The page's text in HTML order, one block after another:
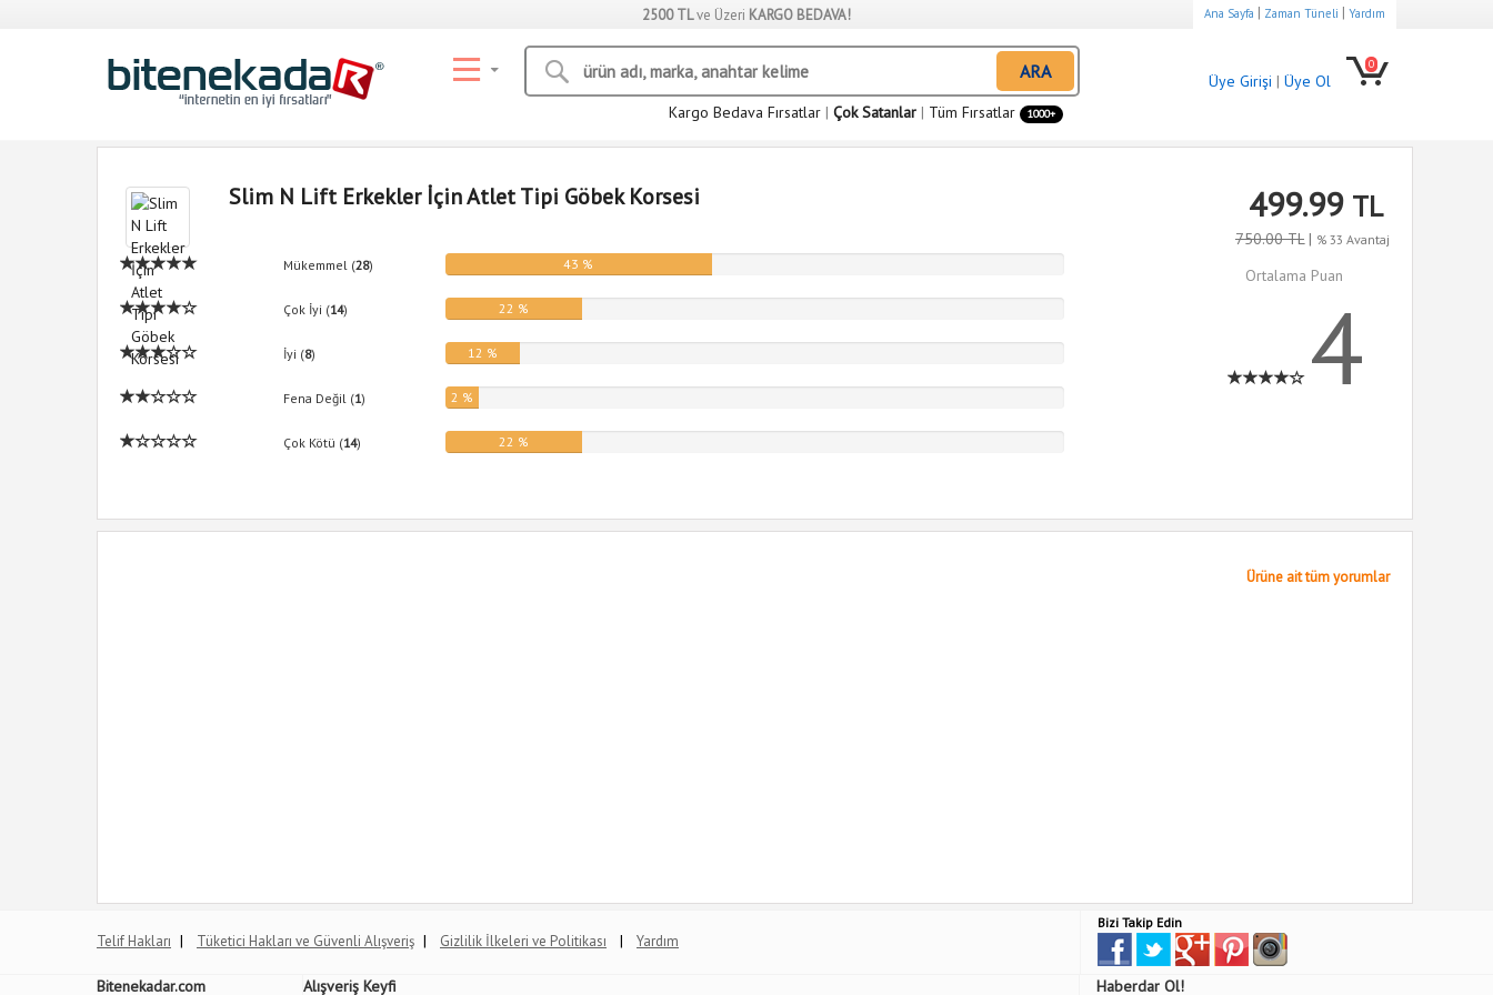
2500 TLve Üzeri KARGO BEDAVA! Ana Sayfa | Zaman Tüneli | Yardım
ARA
Kargo Bedava Fırsatlar | Çok Satanlar | Tüm Fırsatlar 1000+
Üye Girişi | Üye Ol
0
Slim N Lift Erkekler İçin Atlet Tipi Göbek Korsesi 499.99 TL
750.00 TL| % 33 Avantaj
Mükemmel (28) 43 %
Çok İyi (14) 22 %
İyi (8) 12 %
Fena Değil (1) 2 %
Çok Kötü (14) 22 %
Ortalama Puan
4
Ürüne ait tüm yorumlar
Telif Hakları | Tüketici Hakları ve Güvenli Alışveriş | Gizlilik İlkeleri ve Politikası | Yardım
Bizi Takip Edin
Bitenekadar.com Alışveriş Keyfi Haberdar Ol!